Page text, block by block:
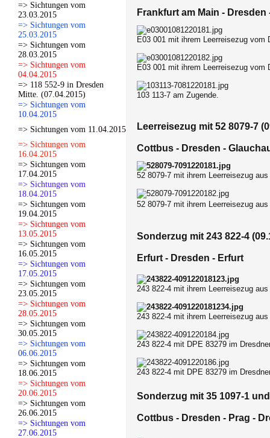
=> Sichtungen vom
23.03.2015
=> Sichtungen vom
25.03.2015
=> Sichtungen vom
28.03.2015
=> Sichtungen vom
04.04.2015
=> 118 552-9 in Dresden
Mitte. (07.04.2015)
=> Sichtungen vom
10.04.2015
=> Sichtungen vom 11.04.2015
=> Sichtungen vom
16.04.2015
=> Sichtungen vom
17.04.2015
=> Sichtungen vom
18.04.2015
=> Sichtungen vom
19.04.2015
=> Sichtungen vom
13.05.2015
=> Sichtungen vom
16.05.2015
=> Sichtungen vom
17.05.2015
=> Sichtungen vom
23.05.2015
=> Sichtungen vom
28.05.2015
=> Sichtungen vom
30.05.2015
=> Sichtungen vom
06.06.2015
=> Sichtungen vom
18.06.2015
=> Sichtungen vom
20.06.2015
=> Sichtungen vom
26.06.2015
=> Sichtungen vom
27.06.2015
Frankfurt am Main -
E03 001 mit ihrem Leerreisezug vom
E03 001 mit ihrem Leerreisezug vom
103 113-7 am Zugende.
Leerreisezug mit 52 8079-7
Cottbus - Dresden -
52 8079-7 mit ihrem Leerreisezug
52 8079-7 mit ihrem Leerreisezug
Sonderzug mit 243 822-4
Erfurt - Dresden - Erfurt
243 822-4 mit ihrem Leerreisezug
243 822-4 mit ihrem Leerreisezug
243 822-4 mit DPE 83279 im
243 822-4 mit DPE 83279 im
Sonderzug mit 35 1097-1
Cottbus - Dresden - Prag -